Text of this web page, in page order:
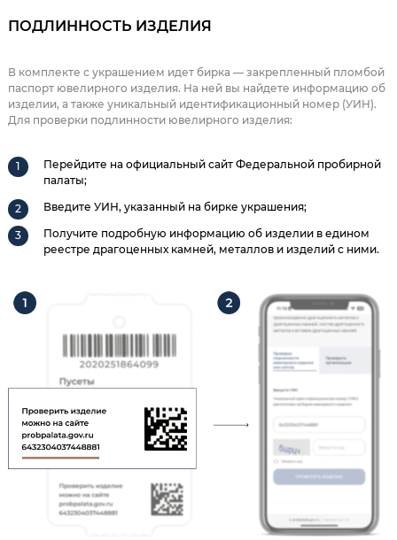
ПОДЛИННОСТЬ ИЗДЕЛИЯ
В комплекте с украшением идет бирка — закрепленный пломбой
паспорт ювелирного изделия. На ней вы найдете информацию об
изделии, а также уникальный идентификационный номер (УИН).
Для проверки подлинности ювелирного изделия:
Перейдите на официальный сайт Федеральной пробирной
палаты;
Введите УИН, указанный на бирке украшения;
Получите подробную информацию об изделии в едином
реестре драгоценных камней, металлов и изделий с ними.